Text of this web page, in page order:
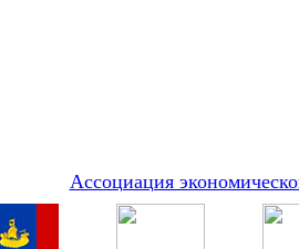
Ассоциация